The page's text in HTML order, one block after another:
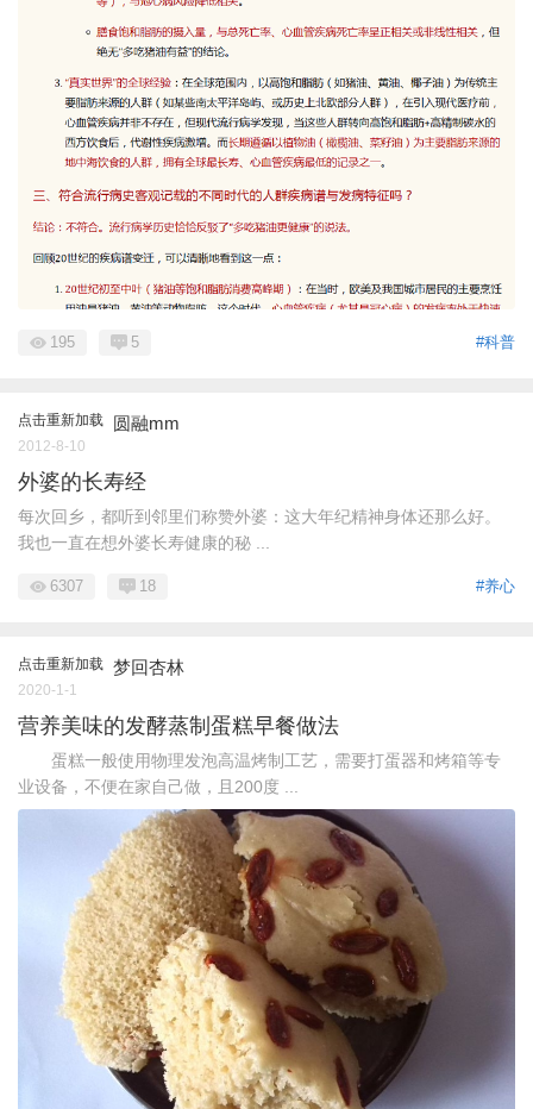
#科普
195 5
点击重新加载 圆融mm
2012-8-10
外婆的长寿经
每次回乡，都听到邻里们称赞外婆：这大年纪精神身体还那么好。
我也一直在想外婆长寿健康的秘 ...
#养心
6307 18
点击重新加载 梦回杏林
2020-1-1
营养美味的发酵蒸制蛋糕早餐做法
蛋糕一般使用物理发泡高温烤制工艺，需要打蛋器和烤箱等专
业设备，不便在家自己做，且200度 ...